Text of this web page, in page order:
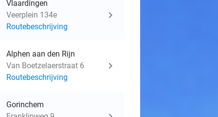
Vlaardingen
Veerplein 134e
Routebeschrijving
Alphen aan den Rijn
Van Boetzelaerstraat 6
Routebeschrijving
Gorinchem